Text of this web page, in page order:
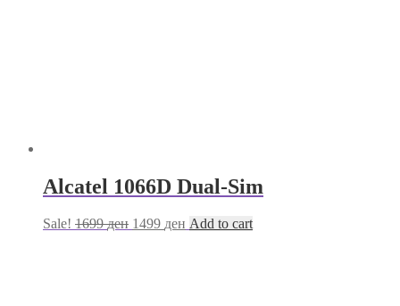
Alcatel 1066D Dual-Sim
Sale! 1699ден 1499 ден Add to cart